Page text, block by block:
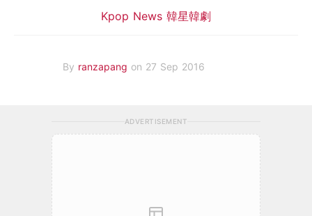
Kpop News 韓星韓劇
By ranzapang on 27 Sep 2016
ADVERTISEMENT